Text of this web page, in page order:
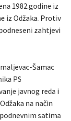
1982.godine iz
iz Odžaka. Protiv
zahtjevi
Šamac
PS
javnog reda i
na način
satima